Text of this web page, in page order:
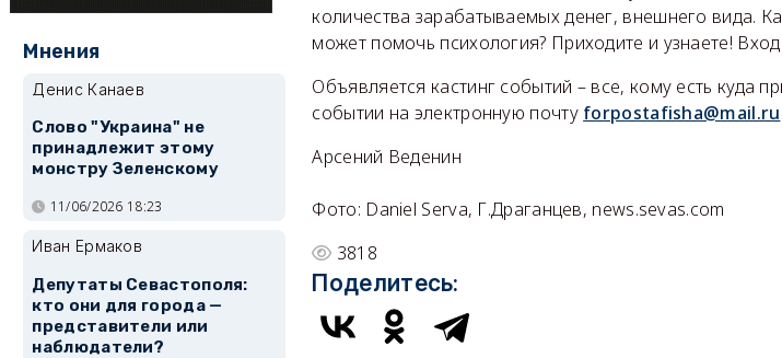
количества зарабатываемых денег, внешнего вида.
может помочь психология? Приходите и узнаете!
Объявляется кастинг событий – все, кому есть куда
событии на электронную почту forpostafisha@mail.ru
Арсений Веденин
Фото: Daniel Serva, Г.Драганцев, news.sevas.com
3818
Поделитесь:
Мнения
Денис Канаев
Слово "Украина" не
принадлежит этому
монстру Зеленскому
11/06/2026 18:23
Иван Ермаков
Депутаты Севастополя:
кто они для города —
представители или
наблюдатели?